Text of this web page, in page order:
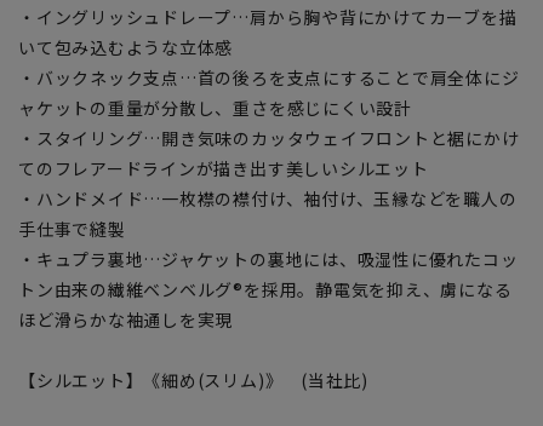
・イングリッシュドレープ…肩から胸や背にかけてカーブを描
いて包み込むような立体感
・バックネック支点…首の後ろを支点にすることで肩全体にジ
ャケットの重量が分散し、重さを感じにくい設計
・スタイリング…開き気味のカッタウェイフロントと裾にかけ
てのフレアードラインが描き出す美しいシルエット
・ハンドメイド…一枚襟の襟付け、袖付け、玉縁などを職人の
手仕事で縫製
・キュプラ裏地…ジャケットの裏地には、吸湿性に優れたコッ
トン由来の繊維ベンベルグ®を採用。静電気を抑え、虜になる
ほど滑らかな袖通しを実現
【シルエット】《細め(スリム)》 (当社比)